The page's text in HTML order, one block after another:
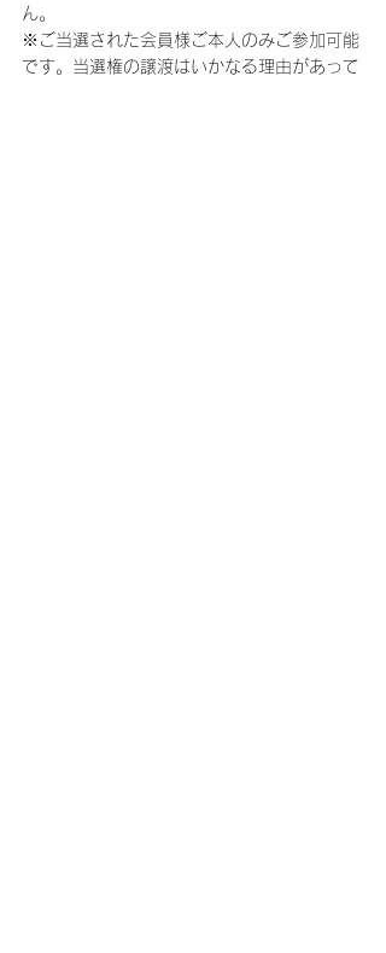
ん。
※ご当選された会員様ご本人のみご参加可能
です。当選権の譲渡はいかなる理由があって